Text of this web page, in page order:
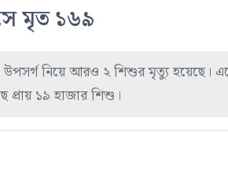
মৃত ১৬৯
নিয়ে আরও ২ শিশুর মৃত্যু হয়েছে।
১৯ হাজার শিশু।